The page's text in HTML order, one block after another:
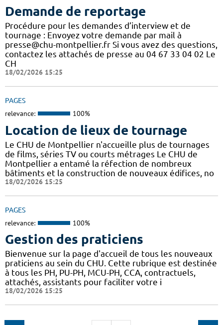
Demande de reportage
Procédure pour les demandes d’interview et de
tournage : Envoyez votre demande par mail à
presse@chu-montpellier.fr Si vous avez des questions,
contactez les attachés de presse au 04 67 33 04 02 Le
CH
18/02/2026 15:25
PAGES
relevance: 100%
Location de lieux de tournage
Le CHU de Montpellier n'accueille plus de tournages
de films, séries TV ou courts métrages Le CHU de
Montpellier a entamé la réfection de nombreux
bâtiments et la construction de nouveaux édifices, no
18/02/2026 15:25
PAGES
relevance: 100%
Gestion des praticiens
Bienvenue sur la page d'accueil de tous les nouveaux
praticiens au sein du CHU. Cette rubrique est destinée
à tous les PH, PU-PH, MCU-PH, CCA, contractuels,
attachés, assistants pour faciliter votre i
18/02/2026 15:25